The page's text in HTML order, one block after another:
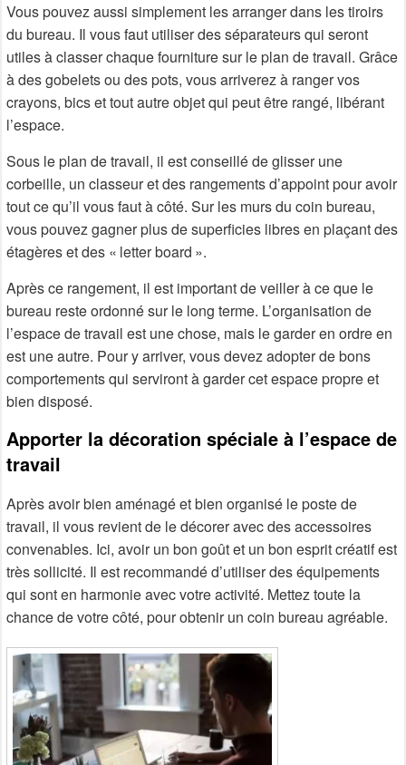
Vous pouvez aussi simplement les arranger dans les tiroirs
du bureau. Il vous faut utiliser des séparateurs qui seront
utiles à classer chaque fourniture sur le plan de travail. Grâce
à des gobelets ou des pots, vous arriverez à ranger vos
crayons, bics et tout autre objet qui peut être rangé, libérant
l’espace.
Sous le plan de travail, il est conseillé de glisser une
corbeille, un classeur et des rangements d’appoint pour avoir
tout ce qu’il vous faut à côté. Sur les murs du coin bureau,
vous pouvez gagner plus de superficies libres en plaçant des
étagères et des « letter board ».
Après ce rangement, il est important de veiller à ce que le
bureau reste ordonné sur le long terme. L’organisation de
l’espace de travail est une chose, mais le garder en ordre en
est une autre. Pour y arriver, vous devez adopter de bons
comportements qui serviront à garder cet espace propre et
bien disposé.
Apporter la décoration spéciale à l’espace de
travail
Après avoir bien aménagé et bien organisé le poste de
travail, il vous revient de le décorer avec des accessoires
convenables. Ici, avoir un bon goût et un bon esprit créatif est
très sollicité. Il est recommandé d’utiliser des équipements
qui sont en harmonie avec votre activité. Mettez toute la
chance de votre côté, pour obtenir un coin bureau agréable.